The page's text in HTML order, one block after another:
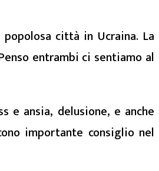
città in Ucraina. La
entrambi ci sentiamo al
e ansia, delusione, e anche
importante consiglio nel